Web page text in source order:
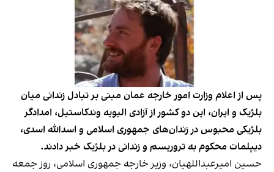
پس از اعلام وزارت امور خارجه عمان مبنی بر تبادل زندانی میان
بلژیک و ایران، این دو کشور از آزادی الیویه وندکاستیل، امدادگر
بلژیکی محبوس در زندان‌های جمهوری اسلامی و اسدالله اسدی،
دیپلمات محکوم به تروریسم و زندانی در بلژیک خبر دادند.
حسین امیرعبداللهیان، وزیر خارجه جمهوری اسلامی، روز جمعه